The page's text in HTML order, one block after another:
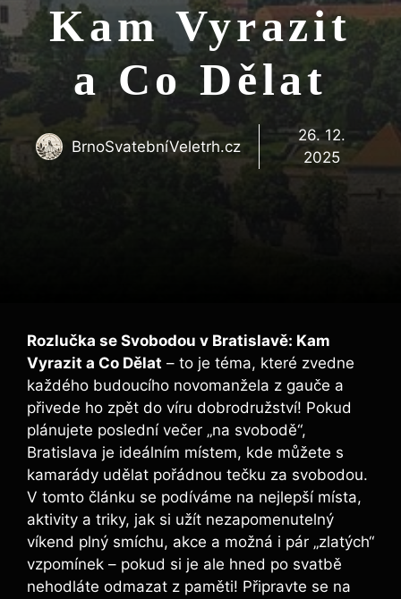
Kam Vyrazit
a Co Dělat
BrnoSvatebníVeletrh.cz
26. 12.
2025
Rozlučka se Svobodou v Bratislavě: Kam
Vyrazit a Co Dělat – to je téma, které zvedne
každého budoucího novomanžela z gauče a
přivede ho zpět do víru dobrodružství! Pokud
plánujete poslední večer „na svobodě“,
Bratislava je ideálním místem, kde můžete s
kamarády udělat pořádnou tečku za svobodou.
V tomto článku se podíváme na nejlepší místa,
aktivity a triky, jak si užít nezapomenutelný
víkend plný smíchu, akce a možná i pár „zlatých“
vzpomínek – pokud si je ale hned po svatbě
nehodláte odmazat z paměti! Připravte se na